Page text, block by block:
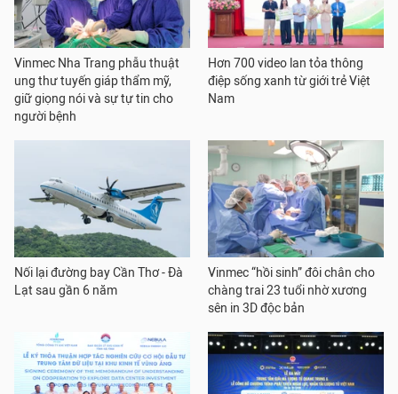
Vinmec Nha Trang phẫu thuật
ung thư tuyến giáp thẩm mỹ,
giữ giọng nói và sự tự tin cho
người bệnh
Hơn 700 video lan tỏa thông
điệp sống xanh từ giới trẻ Việt
Nam
Nối lại đường bay Cần Thơ - Đà
Lạt sau gần 6 năm
Vinmec “hồi sinh” đôi chân cho
chàng trai 23 tuổi nhờ xương
sên in 3D độc bản